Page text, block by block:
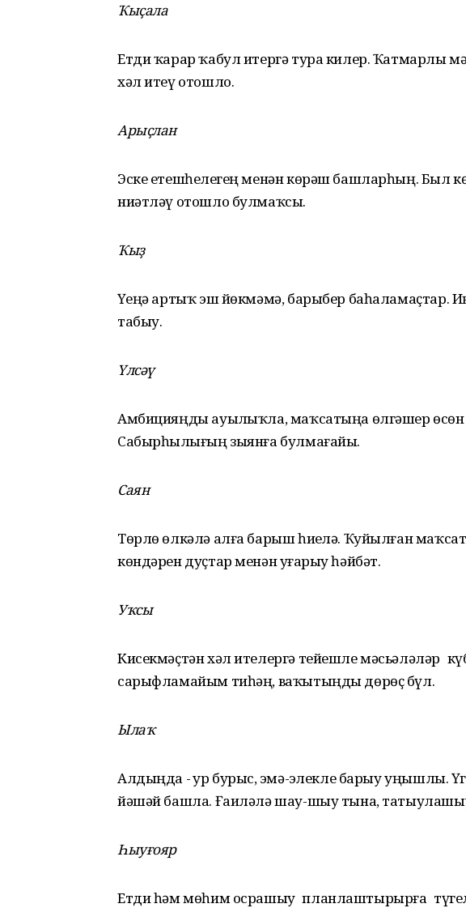
Ҡыҫала
Етди ҡарар ҡабул итергә тура килер. Ҡатмарлы
хәл итеү отошло.
Арыҫлан
Эске етешһеҙлегең менән көрәш башларһың. Был
ниәтләү отошло булмаҡсы.
Ҡыҙ
Үҙеңә артыҡ эш йөкмәмә, барыбер баһаламаҫтар.
табыу.
Үлсәү
Амбицияңды ауыҙлыҡла, маҡсатыңа өлгәшер
Сабырһыҙлығың зыянға булмағайы.
Саян
Төрлө өлкәлә алға барыш һиҙелә. Ҡуйылған
көндәрен дуҫтар менән уҙғарыу һәйбәт.
Уҡсы
Кисекмәҫтән хәл ителергә тейешле мәсьәләләр
сарыфламайым тиһәң, ваҡытыңды дөрөҫ бүл.
Ылаҡ
Алдыңда - ҙур бурыс, эҙмә-эҙлекле барыу уңышлы.
йәшәй башла. Ғаиләлә шау-шыу тына,
Һыуғояр
Етди һәм мөһим осрашыу планлаштырырға